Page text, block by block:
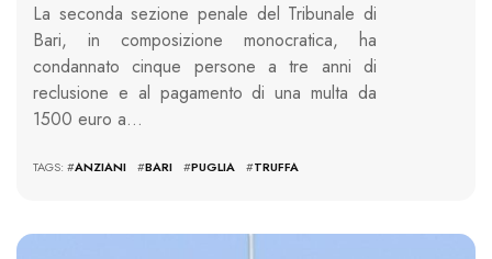
La seconda sezione penale del Tribunale di
Bari, in composizione monocratica, ha
condannato cinque persone a tre anni di
reclusione e al pagamento di una multa da
1500 euro a…
TAGS: #ANZIANI #BARI #PUGLIA #TRUFFA